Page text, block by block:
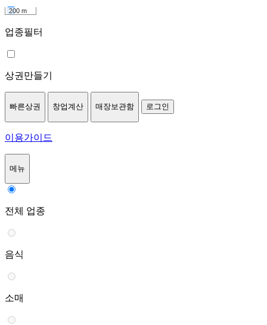
200 m
업종필터
상권만들기
빠른상권 창업계산 매장보관함 로그인
이용가이드
메뉴
전체 업종
음식
소매